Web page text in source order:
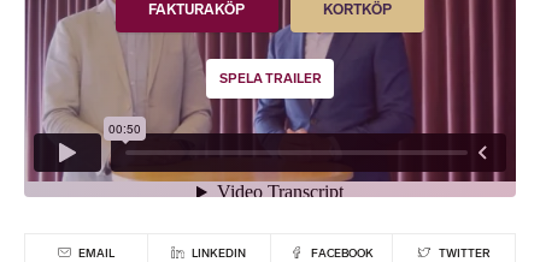
FAKTURAKÖP KORTKÖP
SPELA TRAILER
EMAIL LINKEDIN FACEBOOK TWITTER